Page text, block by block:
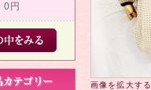
0円
画像を拡大する